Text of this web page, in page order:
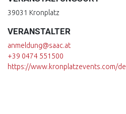
39031 Kronplatz
VERANSTALTER
anmeldung@saac.at
+39 0474 551500
https://www.kronplatzevents.com/de